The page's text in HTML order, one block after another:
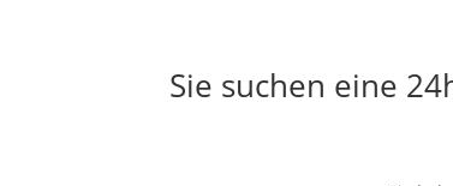
Sie suchen eine